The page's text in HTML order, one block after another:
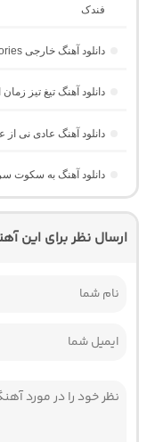
فندک
دانلود آهنگ خارجی Memories از DUORUSH “هوش مصنوعی ترند اینستا”
دانلود آهنگ تیغ تیز
دانلود آهنگ عادی نی
دانلود آهنگ به سکوت
ارسال نظر برای این